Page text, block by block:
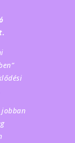
jobban